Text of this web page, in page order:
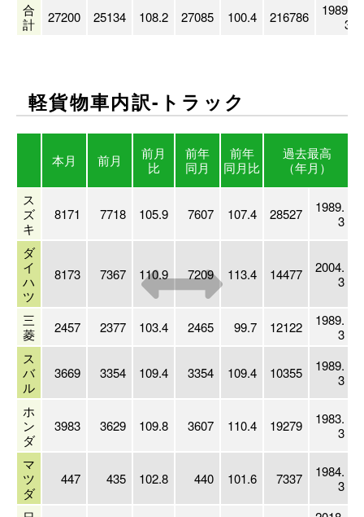
合
計
27200 25134 108.2 27085 100.4 216786
1989.
3
軽貨物車内訳-トラック
本月 前月
前月
比
前年
同月
前年
同月比
過去最高
（年月）
ス
ズ
キ
8171 7718 105.9 7607 107.4 28527
1989.
3
ダ
イ
ハ
ツ
8173 7367 110.9 7209 113.4 14477
2004.
3
三
菱
2457 2377 103.4 2465 99.7 12122
1989.
3
ス
バ
ル
3669 3354 109.4 3354 109.4 10355
1989.
3
ホ
ン
ダ
3983 3629 109.8 3607 110.4 19279
1983.
3
マ
ツ
ダ
447 435 102.8 440 101.6 7337
1984.
3